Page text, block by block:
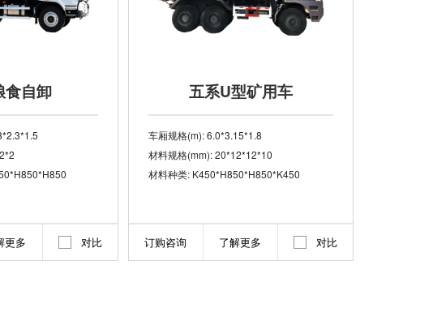
食自卸
更多 对比
五系U型矿用车
车厢规格(m): 6.0*3.15*1.8
材料规格(mm): 20*12*12*10
材料种类: K450*H850*H850*K450
订购咨询 了解更多 对比